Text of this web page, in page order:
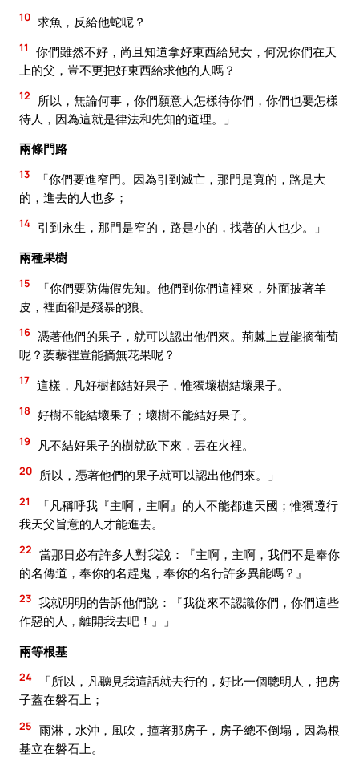
10 求魚，反給他蛇呢？
11
你們雖然不好，尚且知道拿好東西給兒女，何況你們在天
上的父，豈不更把好東西給求他的人嗎？
12
所以，無論何事，你們願意人怎樣待你們，你們也要怎樣
待人，因為這就是律法和先知的道理。」
兩條門路
13
「你們要進窄門。因為引到滅亡，那門是寬的，路是大
的，進去的人也多；
14 引到永生，那門是窄的，路是小的，找著的人也少。」
兩種果樹
15
「你們要防備假先知。他們到你們這裡來，外面披著羊
皮，裡面卻是殘暴的狼。
16 憑著他們的果子，就可以認出他們來。荊棘上豈能摘葡萄
呢？蒺藜裡豈能摘無花果呢？
17 這樣，凡好樹都結好果子，惟獨壞樹結壞果子。
18 好樹不能結壞果子；壞樹不能結好果子。
19 凡不結好果子的樹就砍下來，丟在火裡。
20 所以，憑著他們的果子就可以認出他們來。」
21
「凡稱呼我『主啊，主啊』的人不能都進天國；惟獨遵行
我天父旨意的人才能進去。
22 當那日必有許多人對我說：『主啊，主啊，我們不是奉你
的名傳道，奉你的名趕鬼，奉你的名行許多異能嗎？』
23 我就明明的告訴他們說：『我從來不認識你們，你們這些
作惡的人，離開我去吧！』」
兩等根基
24
「所以，凡聽見我這話就去行的，好比一個聰明人，把房
子蓋在磐石上；
25 雨淋，水沖，風吹，撞著那房子，房子總不倒塌，因為根
基立在磐石上。